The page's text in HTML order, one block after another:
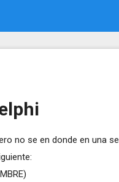
no se en donde en una